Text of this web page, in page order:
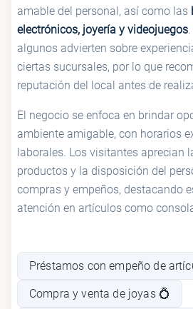
amable del personal, así como las
electrónicos, joyería y videojuegos
algunos advierten sobre
ciertas sucursales, por lo que
reputación del local antes de
El negocio se enfoca en brindar
ambiente amigable, con horarios
laborales. Los visitantes aprecian
productos y la disposición del
compras y empeños, destacando
atención en artículos como
Préstamos con empeño de
Compra y venta de joyas 💍